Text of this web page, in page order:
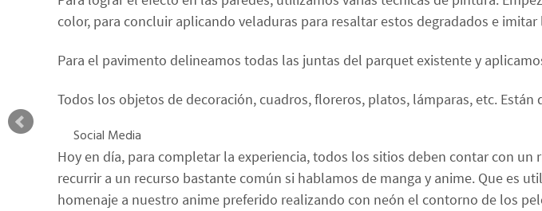
color, para concluir aplicando veladuras para resaltar estos degradados e
Para el pavimento delineamos todas las juntas del parquet existente y
Todos los objetos de decoración, cuadros, floreros, platos, lámparas, etc.
Social Media
Hoy en día, para completar la experiencia, todos los sitios deben contar con
recurrir a un recurso bastante común si hablamos de manga y anime. Que es
homenaje a nuestro anime preferido realizando con neón el contorno de los